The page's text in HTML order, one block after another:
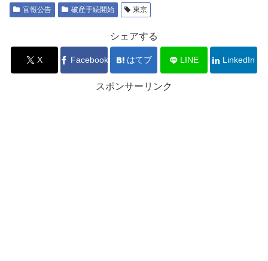
官報公告 破産手続開始 東京
シェアする
X Facebook はてブ LINE LinkedIn
スポンサーリンク